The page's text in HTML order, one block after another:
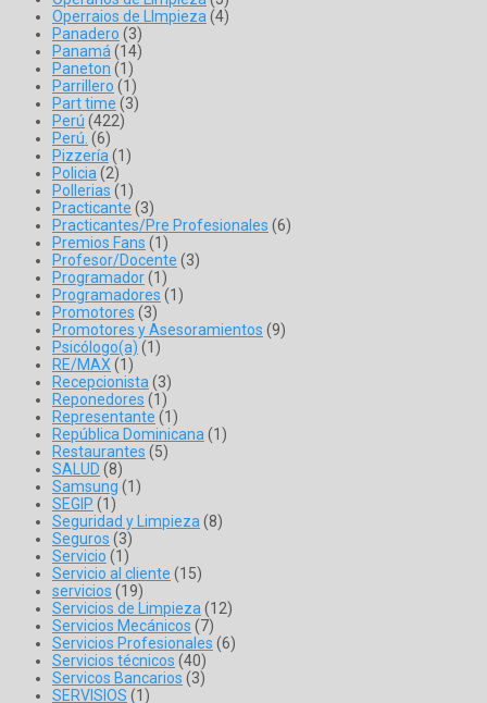
Operraios de LImpieza (4)
Panadero (3)
Panamá (14)
Paneton (1)
Parrillero (1)
Part time (3)
Perú (422)
Perú. (6)
Pizzería (1)
Policia (2)
Pollerias (1)
Practicante (3)
Practicantes/Pre Profesionales (6)
Premios Fans (1)
Profesor/Docente (3)
Programador(1)
Programadores (1)
Promotores (3)
Promotores y Asesoramientos (9)
Psicólogo(a) (1)
RE/MAX (1)
Recepcionista (3)
Reponedores (1)
Representante (1)
República Dominicana (1)
Restaurantes (5)
SALUD (8)
Samsung (1)
SEGIP (1)
Seguridad y Limpieza (8)
Seguros (3)
Servicio (1)
Servicio al cliente (15)
servicios (19)
Servicios de Limpieza (12)
Servicios Mecánicos (7)
Servicios Profesionales (6)
Servicios técnicos (40)
Servicos Bancarios (3)
SERVISIOS (1)